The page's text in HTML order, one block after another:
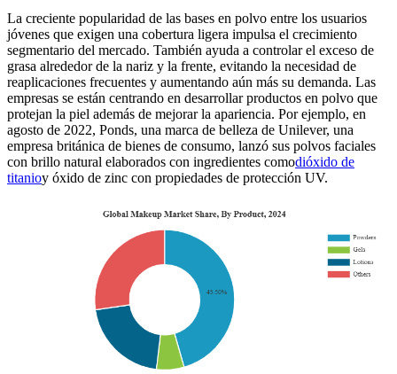
La creciente popularidad de las bases en polvo entre los usuarios
jóvenes que exigen una cobertura ligera impulsa el crecimiento
segmentario del mercado. También ayuda a controlar el exceso de
grasa alrededor de la nariz y la frente, evitando la necesidad de
reaplicaciones frecuentes y aumentando aún más su demanda. Las
empresas se están centrando en desarrollar productos en polvo que
protejan la piel además de mejorar la apariencia. Por ejemplo, en
agosto de 2022, Ponds, una marca de belleza de Unilever, una
empresa británica de bienes de consumo, lanzó sus polvos faciales
con brillo natural elaborados con ingredientes comodióxido de
titanioy óxido de zinc con propiedades de protección UV.